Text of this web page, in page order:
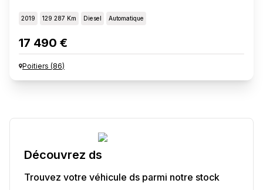
2019 129 287 Km Diesel Automatique
17 490 €
Poitiers (86)
Découvrez ds
Trouvez votre véhicule ds parmi notre stock